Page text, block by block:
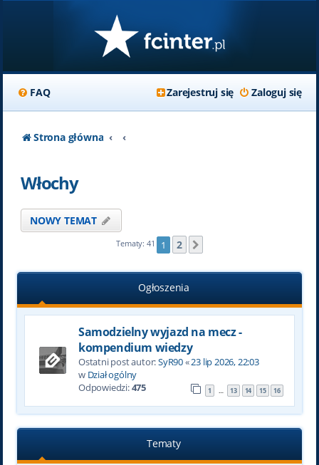
FAQ Zaloguj się
Zarejestruj się
Strona główna
Włochy
NOWY TEMAT
Tematy: 41 1 2
Ogłoszenia
Samodzielny wyjazd na mecz -
kompendium wiedzy
Ostatni post autor:SyR90«23 lip 2026, 22:03
w Dział ogólny
Odpowiedzi:475 1 … 13 14 15 16
Tematy